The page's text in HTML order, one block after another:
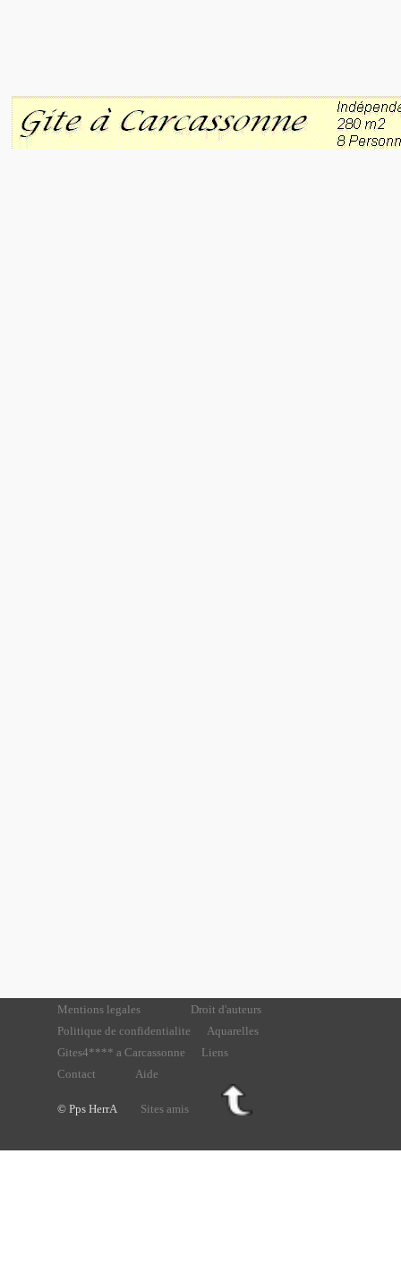
Mentions legales
Droit d'auteurs
Politique de confidentialite
Aquarelles
Gites4**** a Carcassonne
Liens
Contact
Aide
© Pps HerrA Sites amis